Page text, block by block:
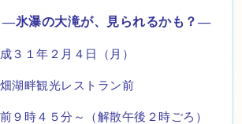
―氷瀑の大滝が、見られるかも？―
３１年２月４日（月）
湖畔観光レストラン前
９時４５分～（解散午後２時ごろ）